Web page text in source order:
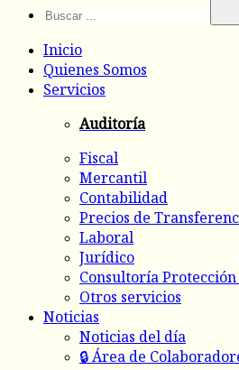
Inicio
Quienes Somos
Servicios
Auditoría
Fiscal
Mercantil
Contabilidad
Precios de
Laboral
Jurídico
Consultoría Protección
Otros servicios
Noticias
Noticias del día
🔒 Área de